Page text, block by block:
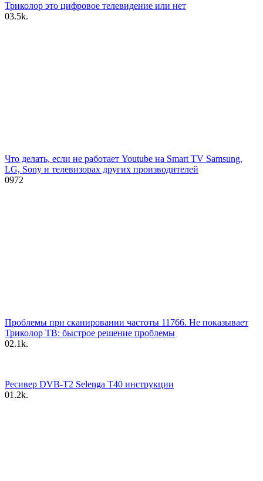
Триколор это цифровое телевидение или нет
03.5k.
Что делать, если не работает Youtube на Smart TV Samsung,
LG, Sony и телевизорах других производителей
0972
Проблемы при сканировании частоты 11766. Не показывает
Триколор ТВ: быстрое решение проблемы
02.1k.
Ресивер DVB-T2 Selenga T40 инструкции
01.2k.